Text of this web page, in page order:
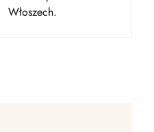
Włoszech.